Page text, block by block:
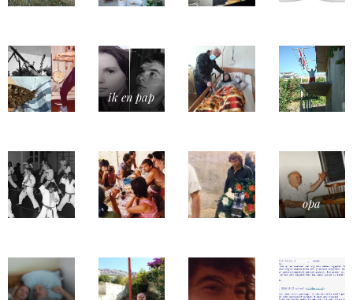
ik en pap
opa